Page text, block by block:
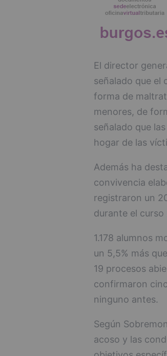
El director
señalado que el
forma de
menores, de
señalado que
hogar de las
Además ha
convivencia
registraron un
durante el curso
1.178 alumnos
un 5,5% más
19 procesos
confirmaron
ninguno antes.
Según
acoso y las